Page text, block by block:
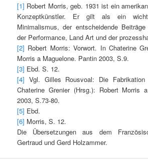
[1] Robert Morris, geb. 1931 ist ein
Konzeptkünstler. Er gilt als ein
Minimalismus, der entscheidende
der Performance, Land Art und der
[2] Robert Morris: Vorwort. In Chaterine
Morris a Maguelone. Pantin 2003, S.9.
[3] Ebd. S. 12.
[4] Vgl. Gilles Rousvoal: Die
Chaterine Grenier (Hrsg.): Robert Morris
2003, S.73-80.
[5] Ebd.
[6] Morris, S. 12.
Die Übersetzungen aus dem
Gertraud und Gerd Holzammer.